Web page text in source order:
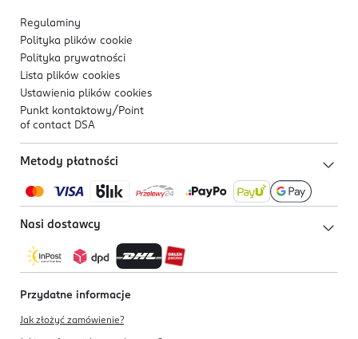
Regulaminy
Polityka plików cookie
Polityka prywatności
Lista plików cookies
Ustawienia plików cookies
Punkt kontaktowy/ Point
of contact DSA
Metody płatności
Nasi dostawcy
Przydatne informacje
Jak złożyć zamówienie?